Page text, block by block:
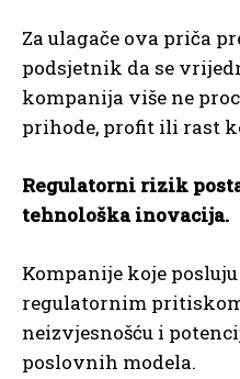
Za ulagače ova priča
podsjetnik da se
kompanija više ne
prihode, profit ili rast
Regulatorni rizik
tehnološka inovacija.
Kompanije koje
regulatornim
neizvjesnošću i
poslovnih modela.